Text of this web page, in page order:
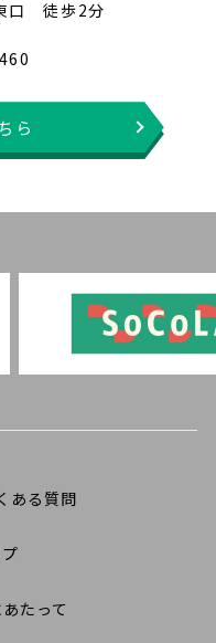
口 徒歩2分
ら
ある質問
たって